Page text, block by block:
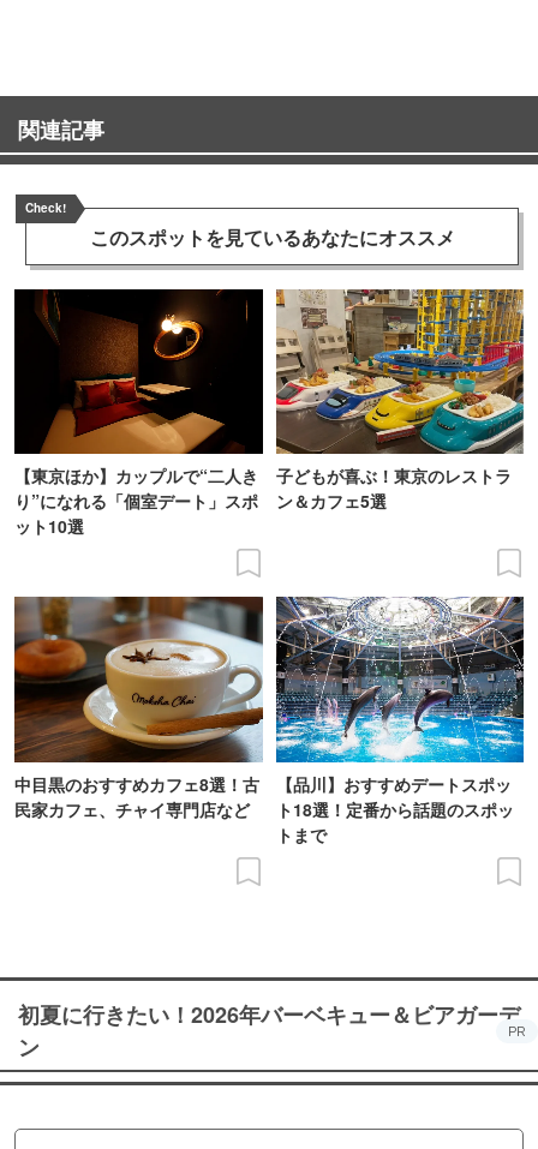
関連記事
Check!
このスポットを見ているあなたにオススメ
【東京ほか】カップルで“二人き
り”になれる「個室デート」スポ
ット10選
子どもが喜ぶ！東京のレストラ
ン＆カフェ5選
中目黒のおすすめカフェ8選！古
民家カフェ、チャイ専門店など
【品川】おすすめデートスポッ
ト18選！定番から話題のスポッ
トまで
初夏に行きたい！2026年バーベキュー＆ビアガーデ
ン
PR